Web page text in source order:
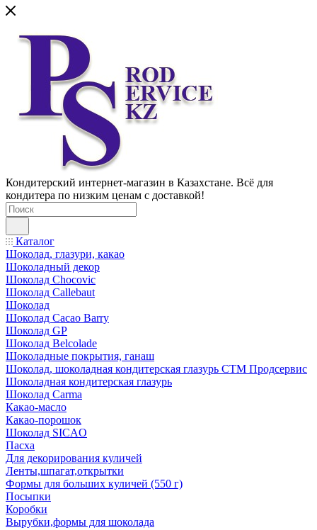
Кондитерский интернет-магазин в Казахстане. Всё для
кондитера по низким ценам с доставкой!
Каталог
Шоколад, глазури, какао
Шоколадный декор
Шоколад Chocovic
Шоколад Callebaut
Шоколад
Шоколад Cacao Barry
Шоколад GP
Шоколад Belcolade
Шоколадные покрытия, ганаш
Шоколад, шоколадная кондитерская глазурь СТМ Продсервис
Шоколадная кондитерская глазурь
Шоколад Carma
Какао-масло
Какао-порошок
Шоколад SICAO
Пасха
Для декорирования куличей
Ленты,шпагат,открытки
Формы для больших куличей (550 г)
Посыпки
Коробки
Вырубки,формы для шоколада